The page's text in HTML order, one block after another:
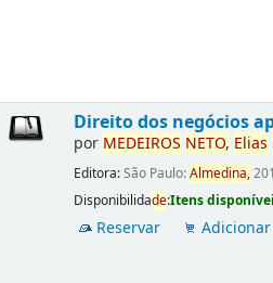
Direito dos negócios
por MEDEIROS NETO, Elias
Editora:São Paulo:Almedina,
Disponibilidade:Itens
Reservar